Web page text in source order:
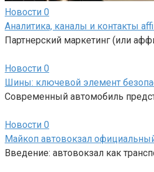
Новости 0
Аналитика, каналы и контакты
Партнерский маркетинг (или
Новости 0
Шины: ключевой элемент
Современный автомобиль
Новости 0
Майкоп автовокзал официальный
Введение: автовокзал как